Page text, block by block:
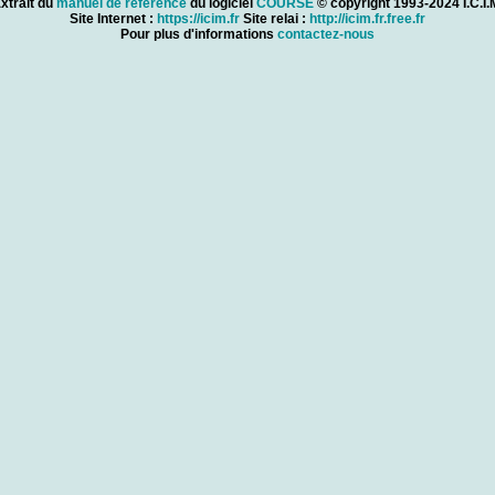
du manuel de référencedu logiciel COURSE© copyright 1993-2024
Site Internet : https://icim.fr Site relai : http://icim.fr.free.fr
Pour plus d'informations contactez-nous